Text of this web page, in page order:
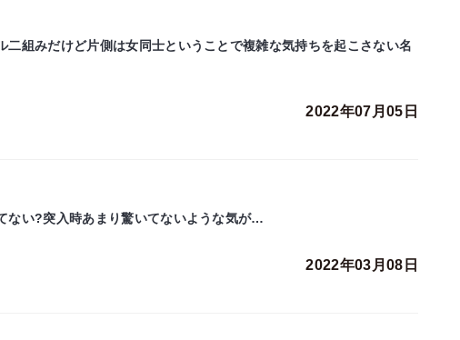
二組みだけど片側は女同士ということで複雑な気持ちを起こさない名
2022年07月05日
ない?突入時あまり驚いてないような気が…
2022年03月08日